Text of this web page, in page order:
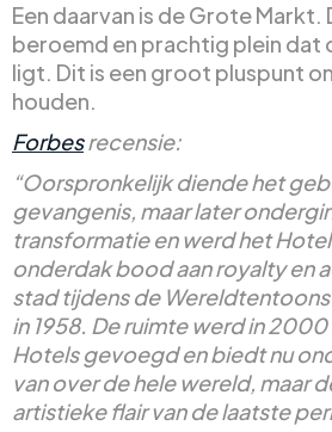
Een daarvan is de Grote Markt.
beroemd en prachtig plein dat
ligt. Dit is een groot pluspunt
houden.
Forbesrecensie:
“Oorspronkelijk diende het
gevangenis, maar later
transformatie en werd het
onderdak bood aan royalty en
stad tijdens de
in 1958. De ruimte werd in
Hotels gevoegd en biedt nu
van over de hele wereld, maar
artistieke flair van de laatste